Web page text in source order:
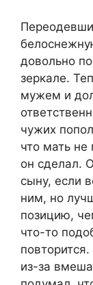
довольно
зеркале.
мужем и
чужих
что мать не
он сделал.
сыну, если
ним, но
позицию,
что-то
из-за